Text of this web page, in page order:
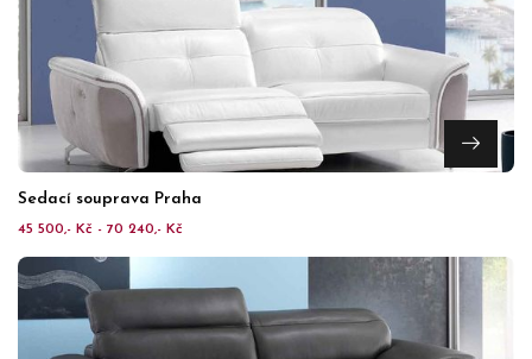
Sedací souprava Praha
45 500,- Kč - 70 240,- Kč